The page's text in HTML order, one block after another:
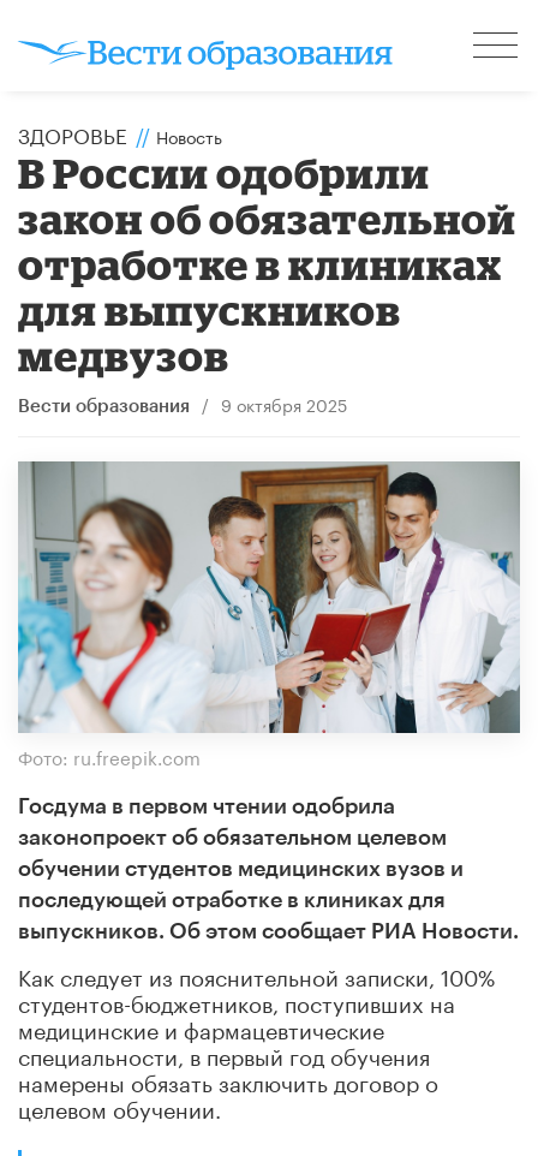
ЗДОРОВЬЕ // Новость
В России одобрили
закон об обязательной
отработке в клиниках
для выпускников
медвузов
Вести образования / 9 октября 2025
Фото: ru.freepik.com
Госдума в первом чтении одобрила
законопроект об обязательном целевом
обучении студентов медицинских вузов и
последующей отработке в клиниках для
выпускников. Об этом сообщает РИА Новости.
Как следует из пояснительной записки, 100%
студентов-бюджетников, поступивших на
медицинские и фармацевтические
специальности, в первый год обучения
намерены обязать заключить договор о
целевом обучении.